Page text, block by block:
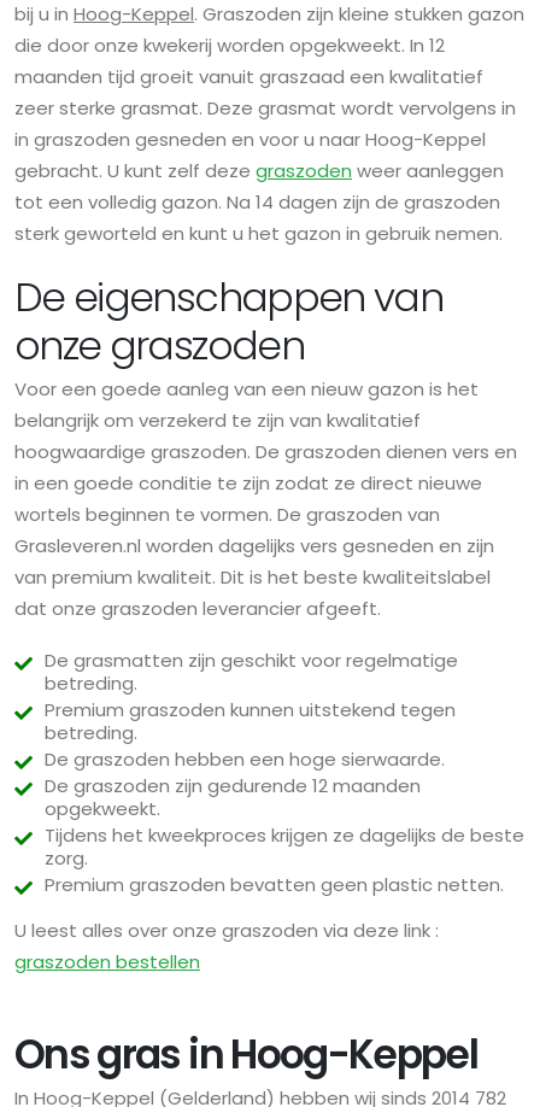
bij u in Hoog-Keppel. Graszoden zijn kleine stukken gazon
die door onze kwekerij worden opgekweekt. In 12
maanden tijd groeit vanuit graszaad een kwalitatief
zeer sterke grasmat. Deze grasmat wordt vervolgens in
in graszoden gesneden en voor u naar Hoog-Keppel
gebracht. U kunt zelf deze graszoden weer aanleggen
tot een volledig gazon. Na 14 dagen zijn de graszoden
sterk geworteld en kunt u het gazon in gebruik nemen.
De eigenschappen van
onze graszoden
Voor een goede aanleg van een nieuw gazon is het
belangrijk om verzekerd te zijn van kwalitatief
hoogwaardige graszoden. De graszoden dienen vers en
in een goede conditie te zijn zodat ze direct nieuwe
wortels beginnen te vormen. De graszoden van
Grasleveren.nl worden dagelijks vers gesneden en zijn
van premium kwaliteit. Dit is het beste kwaliteitslabel
dat onze graszoden leverancier afgeeft.
De grasmatten zijn geschikt voor regelmatige
betreding.
Premium graszoden kunnen uitstekend tegen
betreding.
De graszoden hebben een hoge sierwaarde.
De graszoden zijn gedurende 12 maanden
opgekweekt.
Tijdens het kweekproces krijgen ze dagelijks de beste
zorg.
Premium graszoden bevatten geen plastic netten.
U leest alles over onze graszoden via deze link :
graszoden bestellen
Ons gras in Hoog-Keppel
In Hoog-Keppel (Gelderland) hebben wij sinds 2014 782